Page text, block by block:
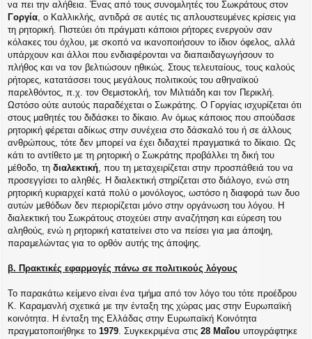
να πει την αλήθεια. Ένας από τους συνομιλητές του Σωκράτους στον
Γοργία, ο Καλλικλής, αντιδρά σε αυτές τις απλουστευμένες κρίσεις για
τη ρητορική. Πιστεύει ότι πράγματι κάποιοι ρήτορες ενεργούν σαν
κόλακες του όχλου, με σκοπό να ικανοποιήσουν το ίδιον όφελος, αλλά
υπάρχουν και άλλοι που ενδιαφέρονται να διαπαιδαγωγήσουν το
πλήθος και να τον βελτιώσουν ηθικώς. Στους τελευταίους, τους καλούς
ρήτορες, κατατάσσει τους μεγάλους πολιτικούς του αθηναϊκού
παρελθόντος, π.χ. τον Θεμιστοκλή, τον Μιλτιάδη και τον Περικλή.
Ωστόσο ούτε αυτούς παραδέχεται ο Σωκράτης. Ο Γοργίας ισχυρίζεται ότι
στους μαθητές του διδάσκει το δίκαιο. Αν όμως κάποιος που σπούδασε
ρητορική φέρεται αδίκως στην συνέχεια στο δάσκαλό του ή σε άλλους
ανθρώπους, τότε δεν μπορεί να έχει διδαχτεί πραγματικά το δίκαιο. Ως
κάτι το αντίθετο με τη ρητορική ο Σωκράτης προβάλλει τη δική του
μέθοδο, τη διαλεκτική, που τη μεταχειρίζεται στην προσπάθειά του να
προσεγγίσει το αληθές. Η διαλεκτική στηρίζεται στο διάλογο, ενώ στη
ρητορική κυριαρχεί κατά πολύ ο μονόλογος, ωστόσο η διαφορά των δυο
αυτών μεθόδων δεν περιορίζεται μόνο στην οργάνωση του λόγου. Η
διαλεκτική του Σωκράτους στοχεύει στην αναζήτηση και εύρεση του
αληθούς, ενώ η ρητορική κατατείνει στο να πείσει για μια άποψη,
παραμελώντας για το ορθόν αυτής της άποψης.
β. Πρακτικές εφαρμογές πάνω σε πολιτικούς λόγους
Το παρακάτω κείμενο είναι ένα τμήμα από τον λόγο του τότε προέδρου
Κ. Καραμανλή σχετικά με την ένταξη της χώρας μας στην Ευρωπαϊκή
κοινότητα. Η ένταξη της Ελλάδας στην Ευρωπαϊκή Κοινότητα
πραγματοποιήθηκε το 1979. Συγκεκριμένα στις 28 Μαΐου υπογράφτηκε